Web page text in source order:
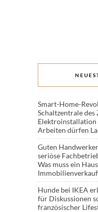
Smart-Home-
Schaltzentrale des
Arbeiten dürfen
Guten
seriöse
Was muss ein
Hunde bei IKEA
für Diskussionen
französischer